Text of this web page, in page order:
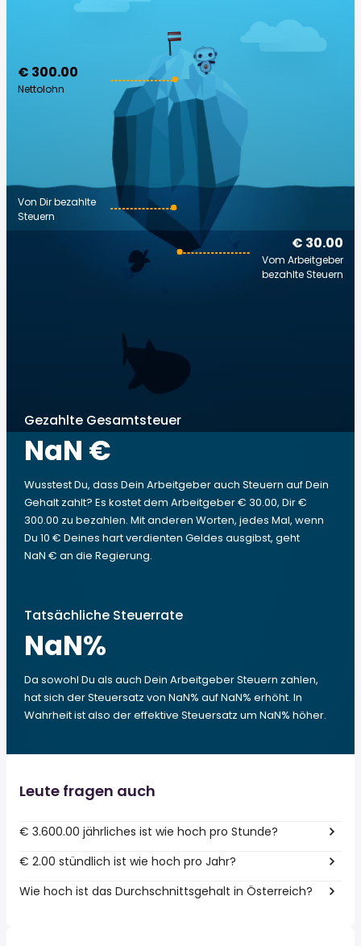
€ 300.00
Nettolohn
€ 30.00
Vom Arbeitgeber
bezahlte Steuern
Von Dir bezahlte
Steuern
Gezahlte Gesamtsteuer
NaN €
Wusstest Du, dass Dein Arbeitgeber auch Steuern auf Dein
Gehalt zahlt? Es kostet dem Arbeitgeber € 30.00, Dir €
300.00 zu bezahlen. Mit anderen Worten, jedes Mal, wenn
Du 10 € Deines hart verdienten Geldes ausgibst, geht
NaN € an die Regierung.
Tatsächliche Steuerrate
NaN%
Da sowohl Du als auch Dein Arbeitgeber Steuern zahlen,
hat sich der Steuersatz von NaN% auf NaN% erhöht. In
Wahrheit ist also der effektive Steuersatz um NaN% höher.
Leute fragen auch
€ 3.600.00 jährliches ist wie hoch pro Stunde?
€ 2.00 stündlich ist wie hoch pro Jahr?
Wie hoch ist das Durchschnittsgehalt in Österreich?